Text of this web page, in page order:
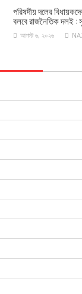
পরিষদীয় দলের
বলবে রাজনৈতিক দলই :
আগস্ট ৬, ২০২৬